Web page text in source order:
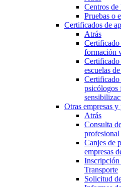
Centros
Pruebas o
Certificados de
Atrás
Certificado
formación
Certificado
escuelas
Certificado
psicólogos
Otras empresas
Atrás
Consulta
profesional
Canjes de
empresas
Inscripción
Transporte
Solicitud